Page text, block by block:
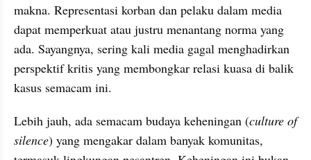
makna. Representasi korban dan pelaku dalam media
dapat memperkuat atau justru menantang norma yang
ada. Sayangnya, sering kali media gagal menghadirkan
perspektif kritis yang membongkar relasi kuasa di balik
kasus semacam ini.
Lebih jauh, ada semacam budaya keheningan (culture of
silence) yang mengakar dalam banyak komunitas,